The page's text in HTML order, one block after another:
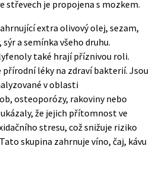
střevech je propojena s mozkem.
extra olivový olej, sezam,
a semínka všeho druhu.
také hrají příznivou roli.
léky na zdraví bakterií. Jsou
v oblasti
osteoporózy, rakoviny nebo
že jejich přítomnost ve
stresu, což snižuje riziko
skupina zahrnuje víno, čaj, kávu